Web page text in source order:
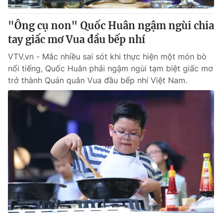
"Ông cụ non" Quốc Huân ngậm ngùi chia
tay giấc mơ Vua đầu bếp nhí
VTV.vn - Mắc nhiều sai sót khi thực hiện một món bò
nổi tiếng, Quốc Huân phải ngậm ngùi tạm biệt giấc mơ
trở thành Quán quân Vua đầu bếp nhí Việt Nam.